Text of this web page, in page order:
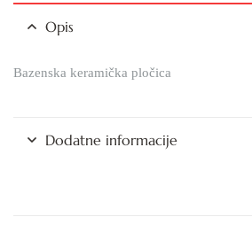
Opis
Bazenska keramička pločica
Dodatne informacije